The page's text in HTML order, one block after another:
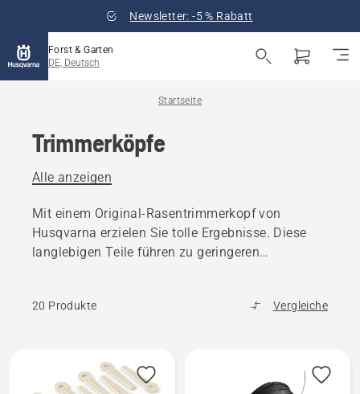
Newsletter: -5 % Rabatt
Forst & Garten
DE, Deutsch
Startseite
Trimmerköpfe
Alle anzeigen
Mit einem Original-Rasentrimmerkopf von
Husqvarna erzielen Sie tolle Ergebnisse. Diese
langlebigen Teile führen zu geringeren
20 Produkte Vergleiche
Produkte